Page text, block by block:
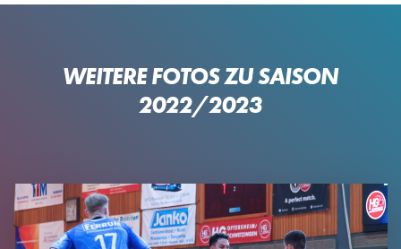
WEITERE FOTOS ZU SAISON
2022/2023